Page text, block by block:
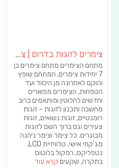
צימרים לזוגות בדרום | צמרת הברוש
מתחם הצימרים מתחם צימרים בן
7 יחידות צימרים. המתחם שופץ
והוקם לאחרונה מן היסוד ועד
הטפחות, הצימרים מפוארים
וחדשים לחלוטין ומותאמים ברוב
מחשבה ותכנון לזוגות – זוגות
רומנטיים, זוגות נשואים, זוגות
צעירים וגם ברוך השם לזוגות
מבוגרים. כל צימר וצימר ניהנה
מג'קוזי אישי, טלוויזיית LCD,
נטפליקס, רמקול בלוטוס
בתקרה, שקעים קרא עוד